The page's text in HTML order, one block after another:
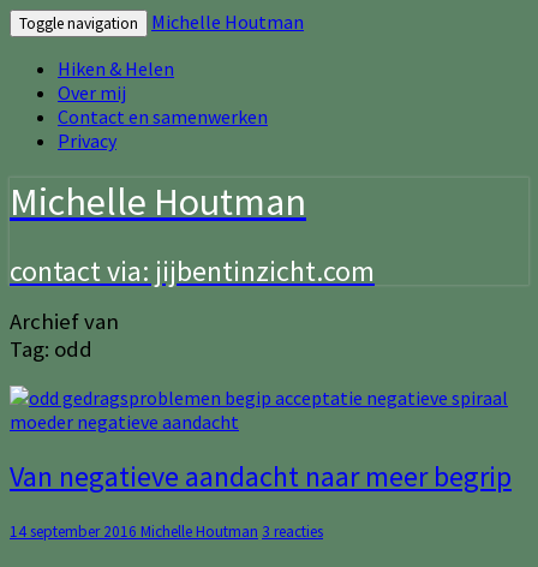
Toggle navigation
Michelle Houtman
Hiken & Helen
Over mij
Contact en samenwerken
Privacy
Michelle Houtman
contact via: jijbentinzicht.com
Archief van
Tag: odd
Van
negatieve
naar
Van negatieve aandacht naar meer begrip
14 september 2016 Michelle Houtman Reacties
3 reacties